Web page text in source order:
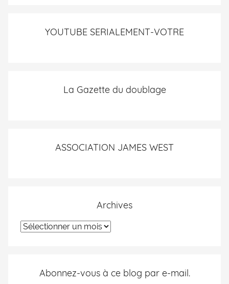
YOUTUBE SERIALEMENT-VOTRE
La Gazette du doublage
ASSOCIATION JAMES WEST
Archives
Abonnez-vous à ce blog par e-mail.